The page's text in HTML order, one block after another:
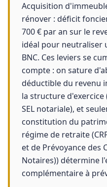
Acquisition
rénover : déficit
700 € par an sur le
idéal pour neutraliser
BNC. Ces leviers se
compte : on sature
déductible du revenu
la structure d'exercice
SEL notariale), et
constitution du
régime de retraite
et de Prévoyance des
Notaires)) détermine
complémentaire à